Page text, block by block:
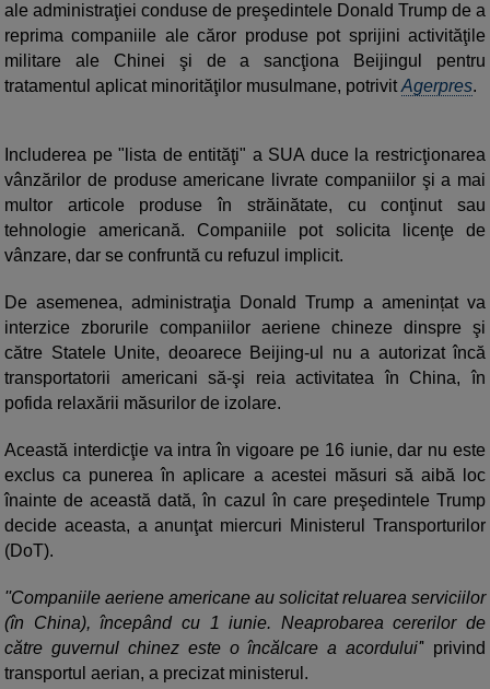
ale administraţiei conduse de preşedintele Donald Trump de a
reprima companiile ale căror produse pot sprijini activităţile
militare ale Chinei şi de a sancţiona Beijingul pentru
tratamentul aplicat minorităţilor musulmane, potrivitAgerpres.
Includerea pe "lista de entităţi" a SUA duce la restricţionarea
vânzărilor de produse americane livrate companiilor şi a mai
multor articole produse în străinătate, cu conţinut sau
tehnologie americană. Companiile pot solicita licenţe de
vânzare, dar se confruntă cu refuzul implicit.
De asemenea, administraţia Donald Trump a amenințat va
interzice zborurile companiilor aeriene chineze dinspre şi
către Statele Unite, deoarece Beijing-ul nu a autorizat încă
transportatorii americani să-şi reia activitatea în China, în
pofida relaxării măsurilor de izolare.
Această interdicţie va intra în vigoare pe 16 iunie, dar nu este
exclus ca punerea în aplicare a acestei măsuri să aibă loc
înainte de această dată, în cazul în care preşedintele Trump
decide aceasta, a anunţat miercuri Ministerul Transporturilor
(DoT).
''Companiile aeriene americane au solicitat reluarea serviciilor
(în China), începând cu 1 iunie. Neaprobarea cererilor de
către guvernul chinez este o încălcare a acordului'' privind
transportul aerian, a precizat ministerul.